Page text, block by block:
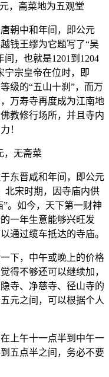
，斋菜地为五观堂
朝中和年间，即公元
钱王缪为它题写了“吴
，也就是1201到1204
宁宗皇帝在位时，即
级的“五山十刹”，而万
万寿寺再度成为江南地
教修行场所，并且寺内
！
，无斋菜
东晋咸和年间，即公元
北宋时期，因寺庙内供
。如今，天下第一财神
一年生意能够兴旺发
通过缆车抵达的寺庙。
下，中午或晚上的价格
得不够还可以继续加，
寺、净慈寺、径山寺的
元之间，可以根据个人
上午十一点半到中午一
五点半之间，务必不要